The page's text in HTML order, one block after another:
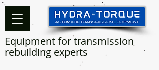
Equipment for transmission
rebuilding experts